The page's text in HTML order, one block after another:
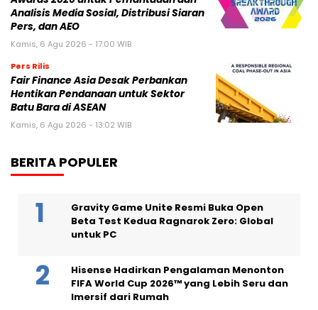
Analisis Media Sosial, Distribusi Siaran
Pers, dan AEO
Kamis, 6 Agu 2026 - 17:00 WIB
Pers Rilis
Fair Finance Asia Desak Perbankan
Hentikan Pendanaan untuk Sektor
Batu Bara di ASEAN
Kamis, 6 Agu 2026 - 13:02 WIB
BERITA POPULER
Gravity Game Unite Resmi Buka Open
Beta Test Kedua Ragnarok Zero: Global
untuk PC
Hisense Hadirkan Pengalaman Menonton
FIFA World Cup 2026™ yang Lebih Seru dan
Imersif dari Rumah